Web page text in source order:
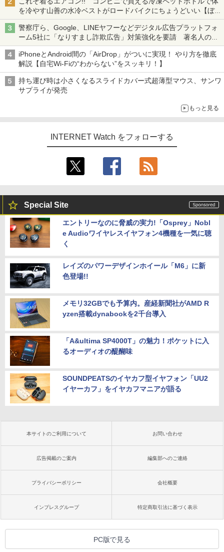
を冷やす山善の水冷ベストがロードバイクにちょうどいい【ぼっ
ち・ざ・ろーど！その14】【空いた時間でなにしてる？】
警察庁ら、Google、LINEヤフーなどデジタル広告プラットフォ
ーム5社に「なりすまし詐欺広告」対策強化を要請 著名人の写
真や映像を使った投資詐欺などへの対策として
iPhoneとAndroid間の「AirDrop」がついに実現！ やり方を徹底
解説【自宅Wi-Fiの“わからない”をスッキリ！】
持ち運び時は小さくなるスライドカバー式超薄型マウス、サンワ
サプライが発売
もっと見る
INTERNET Watch をフォローする
Special Site
エントリーなのに脅威の実力!「Osprey」Nobl
e Audioワイヤレスイヤフォン4機種を一気に聴
く
レイズのパワーデザインホイール「M6」に新
色登場!!
メモリ32GBでも予算内。産経新聞社がAMD R
yzen搭載dynabookを2千台導入
「A&ultima SP4000T」の魅力！ポケットに入
るオーディオの醍醐味
SOUNDPEATSのイヤカフ型イヤフォン「UU2
イヤーカフ」をイヤカフマニアが語る
本サイトのご利用について お問い合わせ
広告掲載のご案内 編集部へのご連絡
プライバシーポリシー 会社概要
インプレスグループ 特定商取引法に基づく表示
PC版で見る